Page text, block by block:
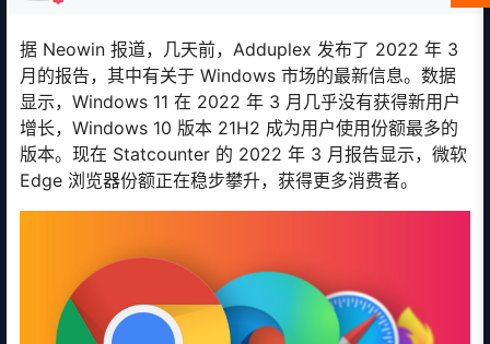
据 Neowin 报道，几天前，Adduplex 发布了 2022 年 3
月的报告，其中有关于 Windows 市场的最新信息。数据
显示，Windows 11 在 2022 年 3 月几乎没有获得新用户
增长，Windows 10 版本 21H2 成为用户使用份额最多的
版本。现在 Statcounter 的 2022 年 3 月报告显示，微软
Edge 浏览器份额正在稳步攀升，获得更多消费者。